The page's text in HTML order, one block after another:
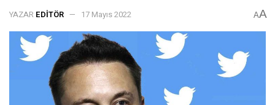
YAZAR EDITÖR 17 Mayıs 2022 AA